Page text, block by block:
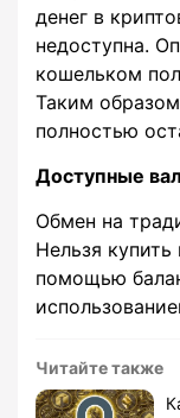
денег в
недоступна.
кошельком
Таким
полностью
Доступные
Обмен на
Нельзя
помощью
Читайте также